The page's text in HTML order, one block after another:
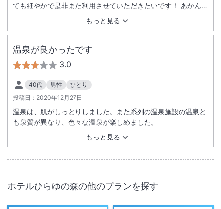
もっと見る
ても細やかで是非また利用させていただきたいです！ あかんだ
な駐車場で車の当て逃げにあい気分が落ち込んでいましたが、
最終的に受付の方の対応やホテルのおかげで楽しい旅になりま
した。本当にありがとうございました！
温泉が良かったです
3.0
40代 男性
ひとり
投稿日： 2020年12月27日
もっと見る
温泉は、肌がしっとりしました。また系列の温泉施設の温泉と
も泉質が異なり、色々な温泉が楽しめました。
ホテルひらゆの森の他のプランを探す